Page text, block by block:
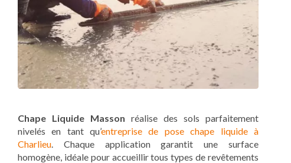
Chape Liquide Masson réalise des sols parfaitement
nivelés en tant qu’entreprise de pose chape liquide à
Charlieu . Chaque application garantit une surface
homogène, idéale pour accueillir tous types de revêtements